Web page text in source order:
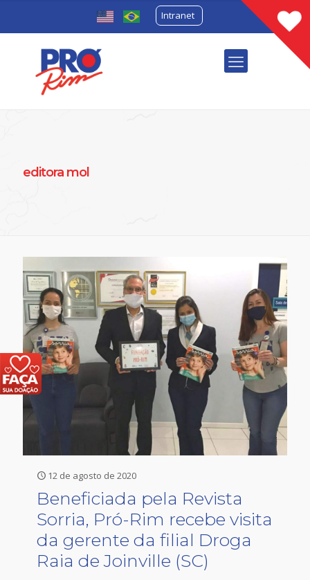
Intranet
editora mol
12 de agosto de 2020
Beneficiada pela Revista
Sorria, Pró-Rim recebe visita
da gerente da filial Droga
Raia de Joinville (SC)